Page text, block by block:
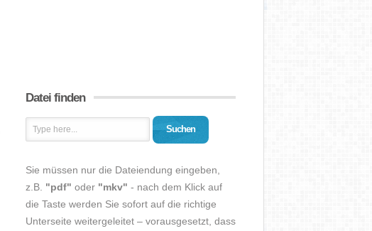
Datei finden
Suchen
Sie müssen nur die Dateiendung eingeben,
z.B. "pdf" oder "mkv" - nach dem Klick auf
die Taste werden Sie sofort auf die richtige
Unterseite weitergeleitet – vorausgesetzt, dass